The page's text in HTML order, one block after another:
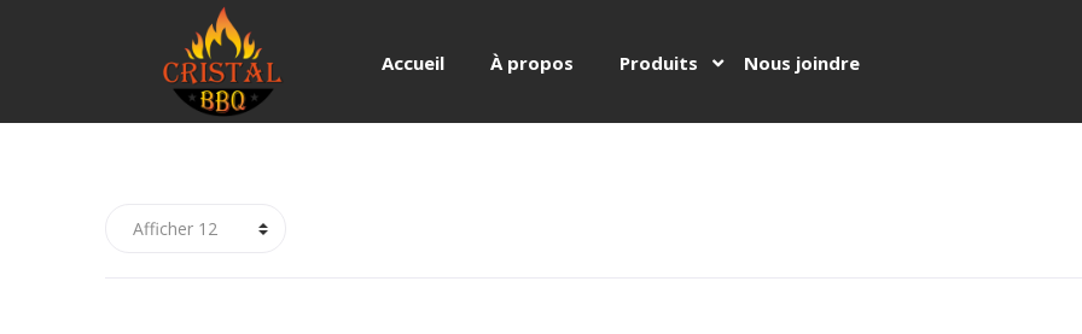
Accueil À propos Produits Nous joindre